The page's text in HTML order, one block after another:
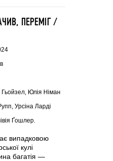
ПЕРЕМІГ /
Гьойзел, Юлія Німан
Урсіна Ларді
Ґошлер.
випадковою
кулі
багатія —